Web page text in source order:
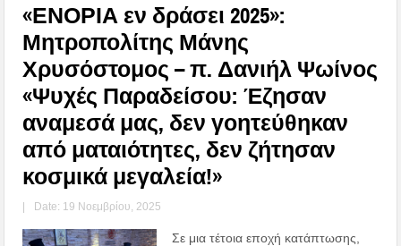
«ΕΝΟΡΙΑ εν δράσει 2025»:
Μητροπολίτης Μάνης
Χρυσόστομος – π. Δανιήλ Ψωίνος
«Ψυχές Παραδείσου: Έζησαν
αναμεσά μας, δεν γοητεύθηκαν
από ματαιότητες, δεν ζήτησαν
κοσμικά μεγαλεία!»
| Date: 19 Νοεμβρίου, 2025
Σε μια τέτοια εποχή κατάπτωσης,